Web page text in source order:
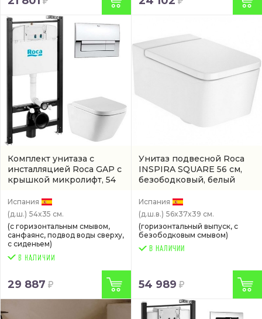
Комплект унитаза с
инсталляцией Roca GAP с
крышкой микролифт, 54
(артикул 893104100)
Испания
(д.ш.) 54x35 см.
(с горизонтальным смывом,
санфаянс, подвод воды сверху,
с сиденьем)
29 887
Унитаз подвесной Roca
INSPIRA SQUARE 56 см,
безободковый, белый
Испания
(д.ш.в.) 56x37x39 см.
(горизонтальный выпуск, с
безободковым смывом)
В НАЛИЧИИ
54 989